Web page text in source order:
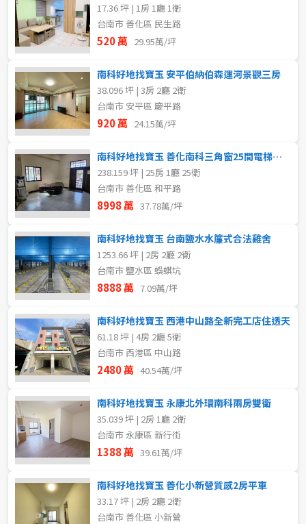
17.36 坪 | 1房 1廳 1衛
台南市 善化區 民生路
520 萬 29.95萬/坪
南科好地找寶玉 安平伯納伯森運河景觀三房
38.096 坪 | 3房 2廳 2衛
台南市 安平區 慶平路
920 萬 24.15萬/坪
南科好地找寶玉 善化南科三角窗25間電梯大樓
238.159 坪 | 25房 1廳 25衛
台南市 善化區 和平路
8998 萬 37.78萬/坪
南科好地找寶玉 台南鹽水水簾式合法雞舍
1253.66 坪 | 2房 2廳 2衛
台南市 鹽水區 蜈蜞坑
8888 萬 7.09萬/坪
南科好地找寶玉 西港中山路全新完工店住透天
61.18 坪 | 4房 2廳 5衛
台南市 西港區 中山路
2480 萬 40.54萬/坪
南科好地找寶玉 永康北外環南科兩房雙衛
35.039 坪 | 2房 1廳 2衛
台南市 永康區 新行街
1388 萬 39.61萬/坪
南科好地找寶玉 善化小新營質感2房平車
33.17 坪 | 2房 2廳 2衛
台南市 善化區 小新營